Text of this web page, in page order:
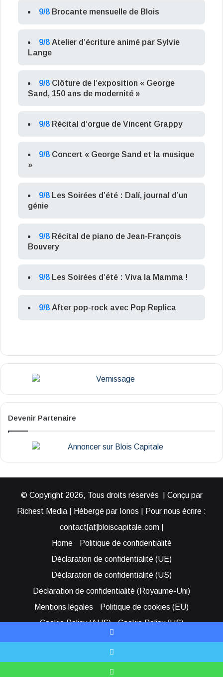
9/8 Brocante mensuelle de Blois
9/8 Atelier d’écriture animé par Sylvie
Lange
9/8 Clôture de l’exposition « George
Sand, 150 ans de modernité »
9/8 Récital d’orgue de Vincent Grappy
9/8 Concert « George Sand et la musique
»
9/8 Les Soirées d’été : Dalí, journal d’un
génie
9/8 Récital de piano de Jean-François
Bouvery
9/8 Les Soirées d’été : Viva la Mamma !
9/8 After pop-rock avec Pop Replica
Devenir Partenaire
© Copyright 2026, Tous droits réservés | Conçu par
Richest Media | Hébergé par Ionos | Pour nous écrire :
contact[at]bloiscapitale.com |
Home
Politique de confidentialité
Déclaration de confidentialité (UE)
Déclaration de confidentialité (US)
Déclaration de confidentialité (Royaume-Uni)
Mentions légales
Politique de cookies (EU)
Cookie Policy (AUS)
Cookie Policy (US)
Bénéficier d’une assistance
Facebook
X